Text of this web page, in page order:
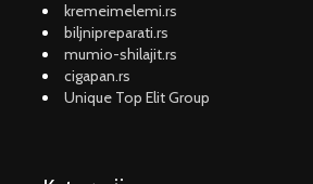
kremeimelemi.rs
biljnipreparati.rs
mumio-shilajit.rs
cigapan.rs
Unique Top Elit Group